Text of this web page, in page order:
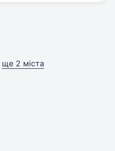
ще 2 міста